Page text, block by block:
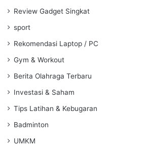
Review Gadget Singkat
sport
Rekomendasi Laptop / PC
Gym & Workout
Berita Olahraga Terbaru
Investasi & Saham
Tips Latihan & Kebugaran
Badminton
UMKM